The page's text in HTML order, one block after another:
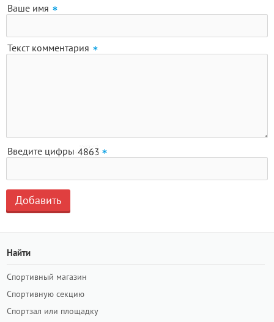
Ваше имя
Текст комментария
Введите цифры
Найти
Спортивный магазин
Спортивную секцию
Спортзал или площадку